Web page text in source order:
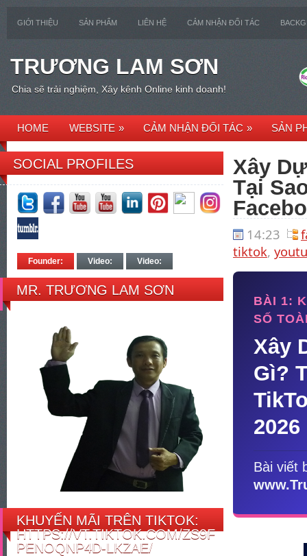
GIỚI THIỆU SẢN PHẨM LIÊN HỆ CẢM NHẬN ĐỐI TÁC
TRƯƠNG LAM SƠN
Chia sẽ trải nghiệm, Xây kênh Online kinh doanh!
HOME WEBSITE » CẢM NHẬN ĐỐI TÁC » SẢN
SOCIAL PROFILES
Founder: Video: Video:
MR. TRƯƠNG LAM SƠN
KHUYẾN MÃI TRÊN TIKTOK:
HTTPS://VT.TIKTOK.COM/ZS9F
PENOQNP4D-LKZAE/
Xây
Tại
14:23
tiktok,
BÀI 1:
SỐ
Xây
Gì?
2026
Bài viết